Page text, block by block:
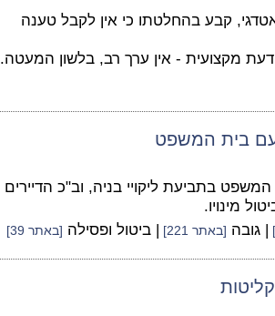
קבע בהחלטתו כי אין לקבל טענה
מקצועית - אין ערך רב, בלשון המעטה.
בית המשפט
בתביעת ליקויי בניה, וב"כ הדיירים
מינויו.
| גובה [באתר 221] | ביטול ופסילה [באתר 39]